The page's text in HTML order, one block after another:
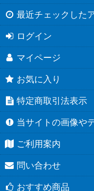
最近チェックした
ログイン
マイページ
お気に入り
特定商取引法表示
当サイトの画像や
ご利用案内
問い合わせ
おすすめ商品